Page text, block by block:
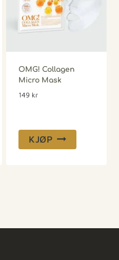
OMG! Collagen
Micro Mask
149 kr
KJØP